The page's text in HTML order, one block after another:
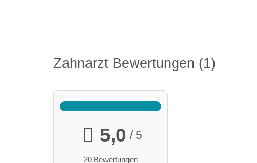
Zahnarzt Bewertungen 1
5,0 / 5
20 Bewertungen